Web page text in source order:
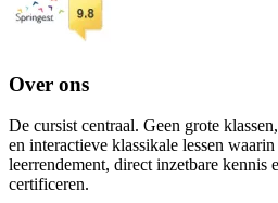
Over ons
De cursist centraal. Geen grote
en interactieve klassikale lessen
leerrendement, direct inzetbare kennis
certificeren.